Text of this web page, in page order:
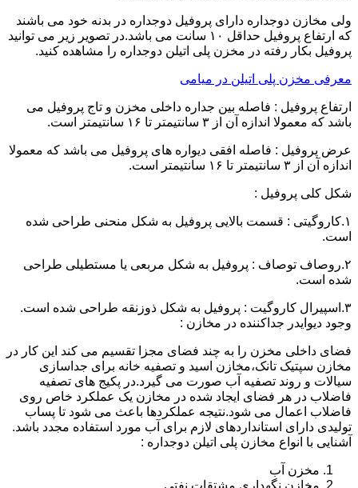
ولی مخازن دوجداره دارای پروفیل دوجداره در بدنه خود می باشند
که ارتفاع پروفیل حداقل ۱۰ سانت می باشد.در تصویر زیر می توانید
پروفیل بکار رفته در مخزن پلی اتیلن دوجداره را مشاهده کنید.
معرفی مخزن پلی اتیلن در میامی
ارتفاع پروفیل : فاصله بین جداره داخلی مخزن و تاج پروفیل می
باشد که معمولا اندازه آن از ۳ سانتیمتر تا ۱۶ سانتیمتر است.
عرض پروفیل : فاصله افقی دیواره های پروفیل می باشد که معمولا
اندازه آن از ۳ سانتیمتر تا ۱۶ سانتیمتر است.
شکل کلی پروفیل :
۱.کاروگیتی : قسمت بالایی پروفیل به شکل منحنی طراحی شده
است.
۲.روصاف توصاف : پروفیل به شکل مربعی یا مستطیلی طراحی
شده است.
۳.اسپیرال کاروگیت : پروفیل به شکل ذوزنقه طراحی شده است.
وجود دیوایدر جداکننده در مخازن :
فضای داخلی مخزن را به چند فضای مجزا تقسیم می کند این کار در
مخازن سپتیک تانک،مخازن اسید و تصفیه خانه برای جداسازی
سیالات و روند تصفیه آب صورت می گیرد.در پکیج های تصفیه
فاضلاب در هر فضای ایجاد شده در مخازن یک عملکرد خاص روی
فاضلاب اعمال می شود.نتیجه عملکردها باعث می شود تا پساب
تولیدی دارای استانداردهای لازم برای آب مورد استفاده مجدد باشد.
آشنایی با انواع مخازن پلی اتیلن دوجداره :
مخزن آب
مخازن نگهداری مشتقات نفتی